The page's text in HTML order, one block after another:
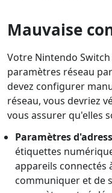
Mauvaise
Votre Nintendo
paramètres réseau
devez configurer
réseau, vous devriez
vous assurer qu'elles
Paramètres
étiquettes
appareils connectés
communiquer et de